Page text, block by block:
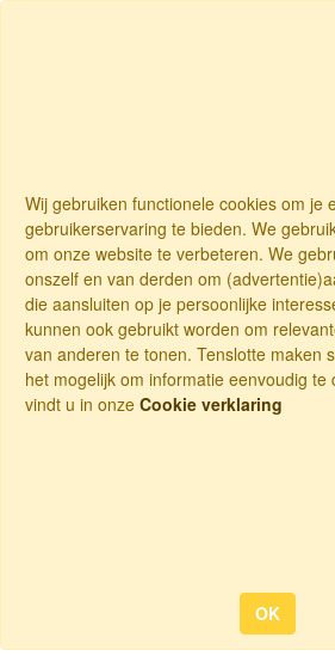
Wij gebruiken functionele cookies om je
gebruikerservaring te bieden. We
om onze website te verbeteren. We
onszelf en van derden om
die aansluiten op je persoonlijke
kunnen ook gebruikt worden om
van anderen te tonen. Tenslotte maken
het mogelijk om informatie eenvoudig
vindt u in onze Cookie verklaring
OK